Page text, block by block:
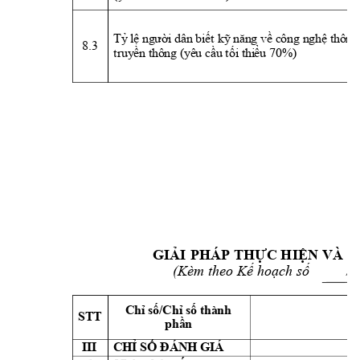
8.3 Tỷ lệ người dân biết kỹ năng về công nghệ th
truyền thông (yêu cầu tối thiểu 70%)
GIẢI PHÁP THỰC HIỆN VÀ
(Kèm theo Kế hoạch số
STT
Chỉ số/Chỉ số thành
phần
III CHỈ SỐ ĐÁNH GIÁ